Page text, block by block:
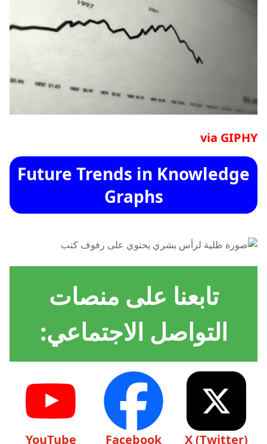
via GIPHY
Future Trends in Knowledge
Graphs
تابعنا على منصات
التواصل الاجتماعي:
X (Twitter)
Facebook
YouTube